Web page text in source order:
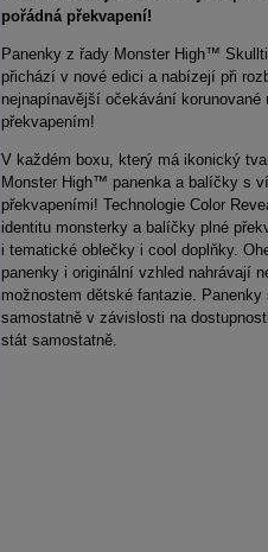
pořádná překvapení!
Panenky z řady Monster High™
přichází v nové edici a nabízejí při
nejnapínavější očekávání korunované
překvapením!
V každém boxu, který má ikonický
Monster High™ panenka a balíčky s
překvapeními! Technologie Color
identitu monsterky a balíčky plné
i tematické oblečky i cool doplňky.
panenky i originální vzhled nahrávají
možnostem dětské fantazie. Panenky
samostatně v závislosti na
stát samostatně.